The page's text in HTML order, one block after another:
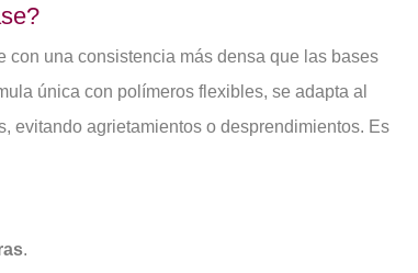
con una consistencia más densa que las bases
única con polímeros flexibles, se adapta al
evitando agrietamientos o desprendimientos. Es
.